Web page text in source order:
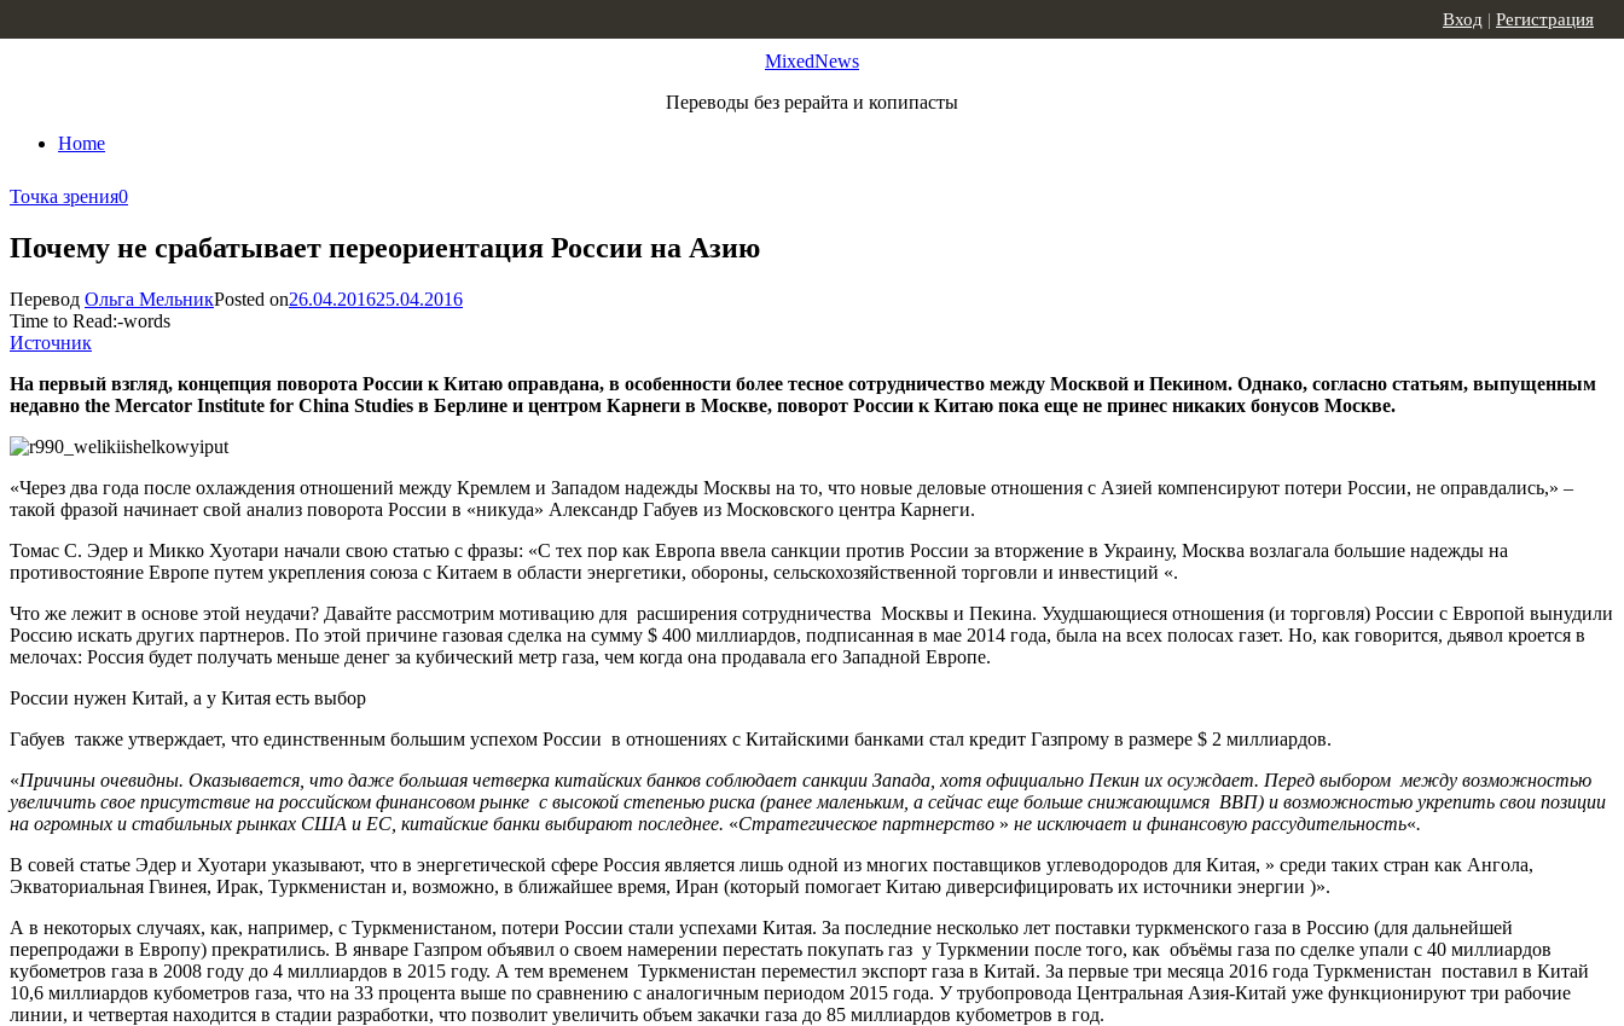
MixedNews
Переводы без рерайта и копипасты
Home
Вход | Регистрация
Точка зрения0
Почему не срабатывает переориентация России на Азию
Перевод Ольга МельникPosted on26.04.201625.04.2016
Time to Read:-words
Источник
На первый взгляд, концепция поворота России к Китаю оправдана, в особенности более тесное сотрудничество между Москвой и Пекином. Однако, согласно статьям, выпущенным
недавно the Mercator Institute for China Studies в Берлине и центром Карнеги в Москве, поворот России к Китаю пока еще не принес никаких бонусов Москве.
«Через два года после охлаждения отношений между Кремлем и Западом надежды Москвы на то, что новые деловые отношения с Азией компенсируют потери России, не оправдались,» –
такой фразой начинает свой анализ поворота России в «никуда» Александр Габуев из Московского центра Карнеги.
Томас С. Эдер и Микко Хуотари начали свою статью с фразы: «С тех пор как Европа ввела санкции против России за вторжение в Украину, Москва возлагала большие надежды на
противостояние Европе путем укрепления союза с Китаем в области энергетики, обороны, сельскохозяйственной торговли и инвестиций «.
Что же лежит в основе этой неудачи? Давайте рассмотрим мотивацию для расширения сотрудничества Москвы и Пекина. Ухудшающиеся отношения (и торговля) России с Европой вынудили
Россию искать других партнеров. По этой причине газовая сделка на сумму $ 400 миллиардов, подписанная в мае 2014 года, была на всех полосах газет. Но, как говорится, дьявол кроется в
мелочах: Россия будет получать меньше денег за кубический метр газа, чем когда она продавала его Западной Европе.
России нужен Китай, а у Китая есть выбор
Габуев также утверждает, что единственным большим успехом России в отношениях с Китайскими банками стал кредит Газпрому в размере $ 2 миллиардов.
«Причины очевидны. Оказывается, что даже большая четверка китайских банков соблюдает санкции Запада, хотя официально Пекин их осуждает. Перед выбором между возможностью
увеличить свое присутствие на российском финансовом рынке с высокой степенью риска (ранее маленьким, а сейчас еще больше снижающимся ВВП) и возможностью укрепить свои позиции
на огромных и стабильных рынках США и ЕС, китайские банки выбирают последнее. «Стратегическое партнерство » не исключает и финансовую рассудительность«.
В совей статье Эдер и Хуотари указывают, что в энергетической сфере Россия является лишь одной из многих поставщиков углеводородов для Китая, » среди таких стран как Ангола,
Экваториальная Гвинея, Ирак, Туркменистан и, возможно, в ближайшее время, Иран (который помогает Китаю диверсифицировать их источники энергии )».
А в некоторых случаях, как, например, с Туркменистаном, потери России стали успехами Китая. За последние несколько лет поставки туркменского газа в Россию (для дальнейшей
перепродажи в Европу) прекратились. В январе Газпром объявил о своем намерении перестать покупать газ у Туркмении после того, как объёмы газа по сделке упали с 40 миллиардов
кубометров газа в 2008 году до 4 миллиардов в 2015 году. А тем временем Туркменистан переместил экспорт газа в Китай. За первые три месяца 2016 года Туркменистан поставил в Китай
10,6 миллиардов кубометров газа, что на 33 процента выше по сравнению с аналогичным периодом 2015 года. У трубопровода Центральная Азия-Китай уже функционируют три рабочие
линии, и четвертая находится в стадии разработки, что позволит увеличить объем закачки газа до 85 миллиардов кубометров в год.